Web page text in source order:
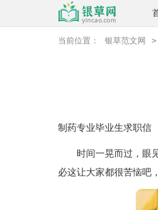
当前位置： 银草范文网 >
制药专业毕业生求职信
时间一晃而过，眼见
必这让大家都很苦恼吧